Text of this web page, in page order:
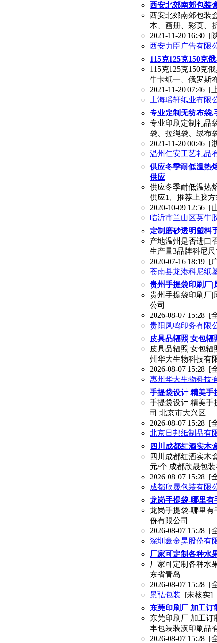
西安北郊南郊包装
西安北郊南郊包装
本、画册、彩页、
2021-11-20 16:30 [
西安力臣广告有限
115克125克150克
115克125克150克
牛卡纸一、俄罗斯
2021-11-20 07:46 [
上海瑶轩纸业有限
专业定制无纺布袋,
专业印刷定制礼品
袋、拉绳袋、绒布
2021-11-20 00:46 [
温州仁安工艺礼品
供应冬季耐低温热
供应
供应冬季耐低温热
供应1、推荐上胶
2020-10-09 12:56 [
临沂市兰山区英牛
定制磨砂透明塑料
产地温州是否进口
生产量3品牌科尼
2020-07-16 18:19 [
苍南县龙港科尼纸
贵州手提袋印刷厂|
贵州手提袋印刷厂|
公司
2026-08-07 15:28 [
贵阳凤鸣印务有限
皮具品辐照 女包
皮具品辐照 女包辐
州华大生物科技有
2026-08-07 15:28 [
惠州华大生物科技
手提袋设计 精美手
手提袋设计 精美手
司 北京市大兴区
2026-08-07 15:28 [
北京日邦纸制品有
四川成都红酒实木
四川成都红酒实木
元/个 成都欣晟包
2026-08-07 15:28 [
成都欣晟包装有限
龙岗手提袋-哪里有
龙岗手提袋-哪里有
份有限公司
2026-08-07 15:28 [
深圳鑫金昊股份有
厂家可定制各种水
厂家可定制各种水
东省青岛
2026-08-07 15:28 [
景弘包装 [未核实]
东莞印刷厂 加工订
东莞印刷厂 加工订
丰包装装潢印刷品
2026-08-07 15:28 [